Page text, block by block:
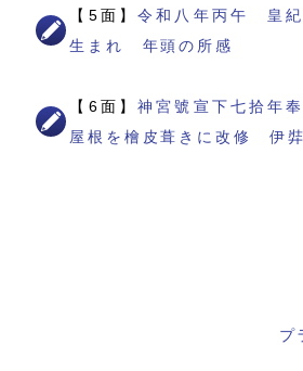
【5面】令和八年丙午 皇
生まれ 年頭の所感
【6面】神宮號宣下七拾年
屋根を檜皮葺きに改修 伊
プ